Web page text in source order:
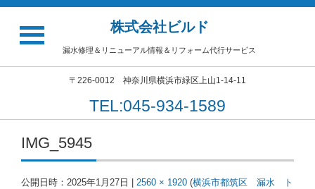
株式会社ビルド
漏水修理＆リニューアル情報＆リフォーム代行サービス
〒226-0012 神奈川県横浜市緑区上山1-14-11
TEL:045-934-1589
IMG_5945
公開日時： 2025年1月27日 2560 × 1920 (横浜市都筑区 漏水 ト